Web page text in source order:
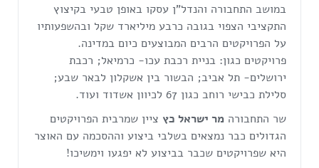
במושב התחבורה והנדל"ן עסקו באופן טבעי בקיצוץ
התקציבי הצפוי בגובה כרבע מיליארד שקל ובהשפעותיו
על הפרויקטים הרבים המבוצעים כיום במדינה.
פרויקטים כגון: בניית רכבת עכו- כרמיאל; רכבת
ירושלים- תל אביב; הבשור בין אשקלון לבאר שבע;
סלילת כבישי רוחב כגון 67 לכיוון אשדוד ועוד.
שר התחבורה מר ישראל כץ ציין שמרבית הפרויקטים
הגדולים כבר נמצאים בשלבי ביצוע וההסכמה עם האוצר
היא שפרויקטים שכבר בביצוע לא יפגעו וימשיכו!